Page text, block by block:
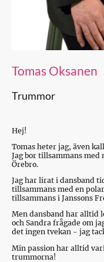
Tomas Oksanen
Trummor
Hej!
Tomas heter jag, även
Jag bor tillsammans
Örebro.
Jag har lirat i dansband
tillsammans med en
tillsammans i Janssons
Men dansband har alltid
och Sandra frågade om
det ingen tvekan - jag
Min passion har alltid
trummorna!